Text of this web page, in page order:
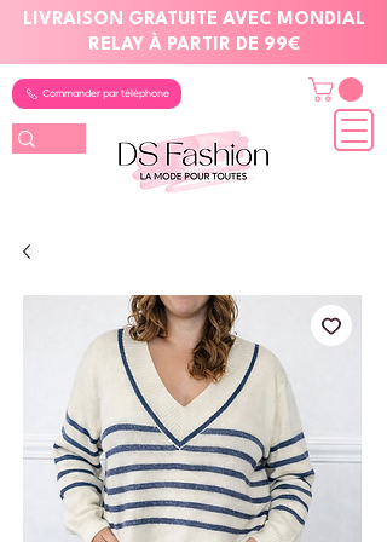
LIVRAISON GRATUITE AVEC MONDIAL
RELAY À PARTIR DE 99€
Commander par téléphone